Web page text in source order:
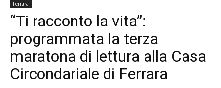
Ferrara
“Ti racconto la vita”:
programmata la terza
maratona di lettura alla Casa
Circondariale di Ferrara